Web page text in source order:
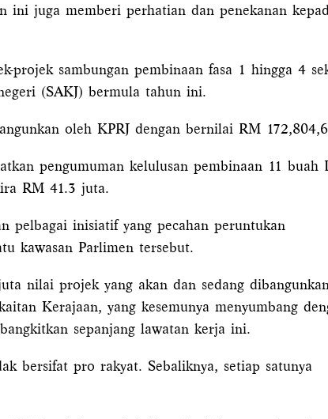
ini juga memberi perhatian dan penekanan
sambungan pembinaan fasa 1 hingga 4
(SAKJ) bermula tahun ini.
oleh KPRJ dengan bernilai RM
pengumuman kelulusan pembinaan 11 buah
RM 41.3 juta.
pelbagai inisiatif yang pecahan peruntukan
kawasan Parlimen tersebut.
nilai projek yang akan dan sedang
Kerajaan, yang kesemunya menyumbang
sepanjang lawatan kerja ini.
bersifat pro rakyat. Sebaliknya, setiap satunya